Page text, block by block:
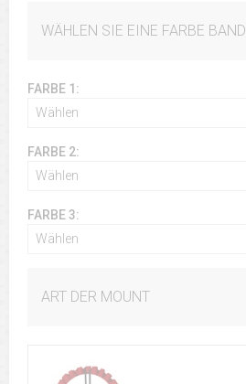
WÄHLEN SIE EINE FARBE BAND
FARBE 1:
Wählen
FARBE 2:
Wählen
FARBE 3:
Wählen
ART DER MOUNT